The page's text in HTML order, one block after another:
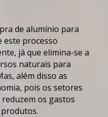
de alumínio para
este processo
já que elimina-se a
naturais para
além disso as
pois os setores
os gastos